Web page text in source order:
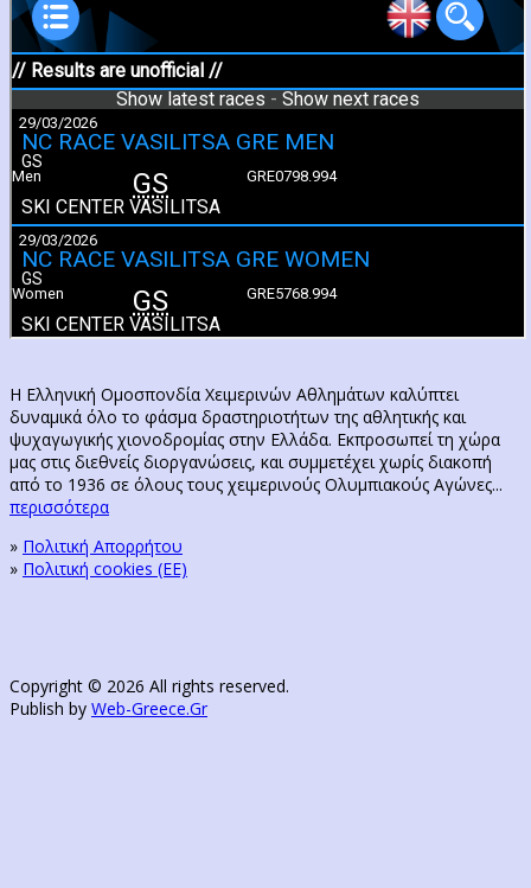
Η Ελληνική Ομοσπονδία Χειμερινών Αθλημάτων καλύπτει
δυναμικά όλο το φάσμα δραστηριοτήτων της αθλητικής και
ψυχαγωγικής χιονοδρομίας στην Ελλάδα. Εκπροσωπεί τη χώρα
μας στις διεθνείς διοργανώσεις, και συμμετέχει χωρίς διακοπή
από το 1936 σε όλους τους χειμερινούς Ολυμπιακούς Αγώνες...
περισσότερα
» Πολιτική Απορρήτου
» Πολιτική cookies (ΕΕ)
Copyright © 2026 All rights reserved.
Publish by Web-Greece.Gr